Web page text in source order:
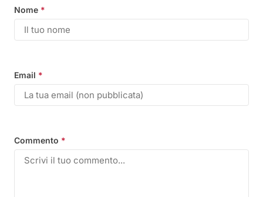
Nome *
Email *
Commento *